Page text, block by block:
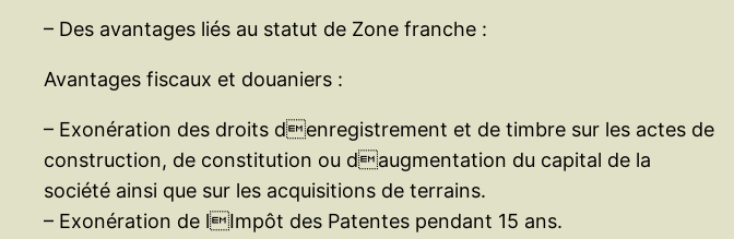
– Des avantages liés au statut de Zone franche :
Avantages fiscaux et douaniers :
– Exonération des droits denregistrement et de timbre sur les actes de
construction, de constitution ou daugmentation du capital de la
société ainsi que sur les acquisitions de terrains.
– Exonération de lImpôt des Patentes pendant 15 ans.